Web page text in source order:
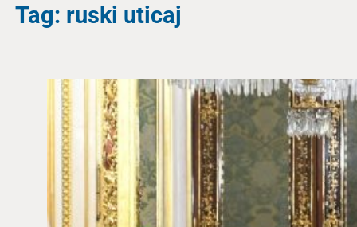
Tag: ruski uticaj